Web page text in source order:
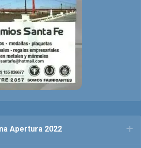
Apertura 2022